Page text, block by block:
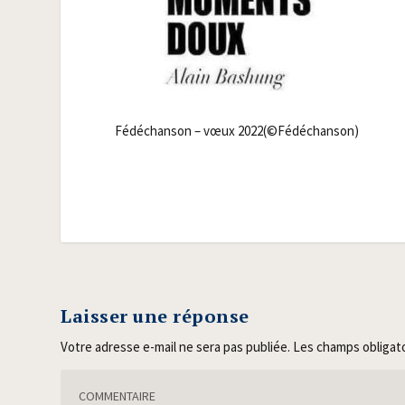
Fédé­chan­son – vœux 2022(©Fédéchanson)
Laisser une réponse
Votre adresse e-mail ne sera pas publiée. Les champs